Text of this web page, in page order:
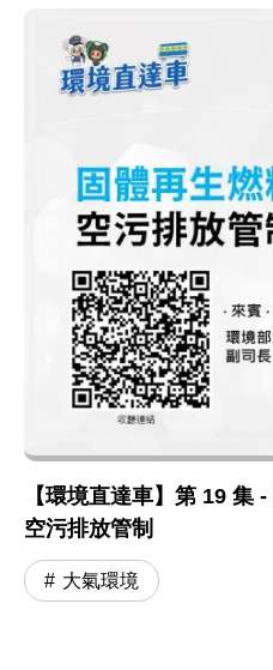
【環境直達車】第 19 集
空污排放管制
大氣環境